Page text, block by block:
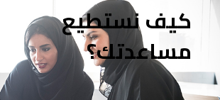
كيف نستطيع
مساعدتك؟